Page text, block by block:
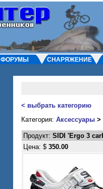
ФОРУМЫ СНАРЯЖЕНИЕ
< выбрать категорию
Категория: Аксессуары>
Продукт: SIDI 'Ergo 3
Цена: $ 350.00